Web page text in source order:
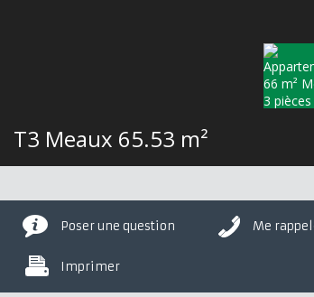
T3 Meaux 65.53 m²
Poser une question Me
Imprimer